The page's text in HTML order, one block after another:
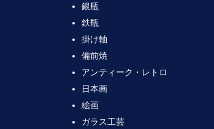
銀瓶
鉄瓶
掛け軸
備前焼
アンティーク・レトロ
日本画
絵画
ガラス工芸